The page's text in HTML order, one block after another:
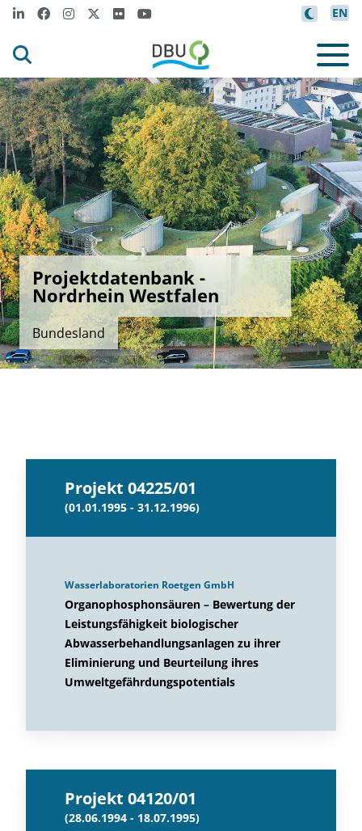
EN
Projektdatenbank -
Nordrhein Westfalen
Bundesland
Projekt 04225/01
(01.01.1995 - 31.12.1996)
Wasserlaboratorien Roetgen GmbH
Organophosphonsäuren – Bewertung der
Leistungsfähigkeit biologischer
Abwasserbehandlungsanlagen zu ihrer
Eliminierung und Beurteilung ihres
Umweltgefährdungspotentials
Projekt 04120/01
(28.06.1994 - 18.07.1995)